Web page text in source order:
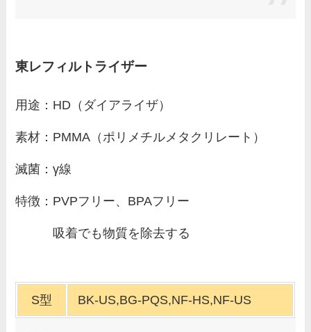
東レフィルトライザー
用途：HD（ダイアライザ）
素材：PMMA（ポリメチルメタクリレート）
滅菌：γ線
特徴：PVPフリー、BPAフリー
吸着でも物質を除去する
S型 BK-US,BG-PQS,NF-HS,NF-US